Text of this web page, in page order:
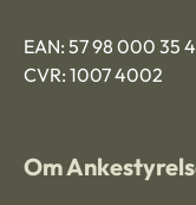
EAN: 57 98 000 35
CVR: 1007 4002
Om